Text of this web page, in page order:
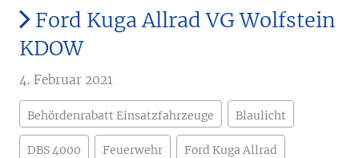
Ford Kuga Allrad VG Wolfstein
KDOW
4. Februar 2021
Behördenrabatt Einsatzfahrzeuge Blaulicht
DBS 4000 Feuerwehr Ford Kuga Allrad